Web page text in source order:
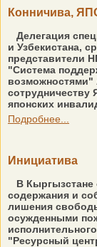
Конничива,
Делегация
и Узбекистана,
представители
"Система
возможностями"
сотрудничеству
японских
Подробнее...
Инициатива
В Кыргызстане
содержания и
лишения
осужденными
"Ресурсный